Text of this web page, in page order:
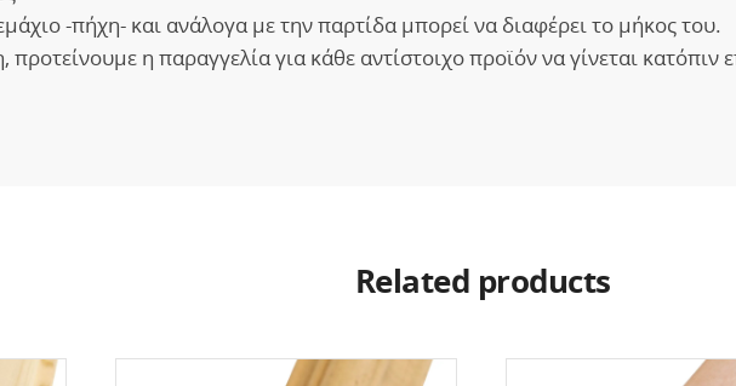
-πήχη- και ανάλογα με την παρτίδα μπορεί να διαφέρει το μήκος του.
η παραγγελία για κάθε αντίστοιχο προϊόν να γίνεται κατόπιν
Related products